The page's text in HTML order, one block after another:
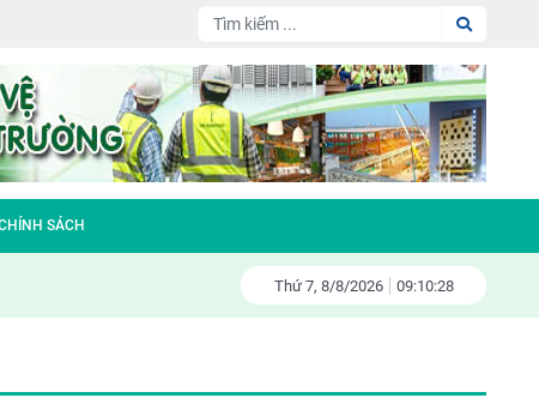
SÁCH
Thứ 7, 8/8/2026 09:10:29
Đại hội Hội nông dân huyện Sóc Sơn nhiệm
Làm gì để bảo vệ tài nguyên thiên nhiên và
môi trường sống
Gương sáng bảo vệ môi trường
Tác động đến môi trường và xã hội của các